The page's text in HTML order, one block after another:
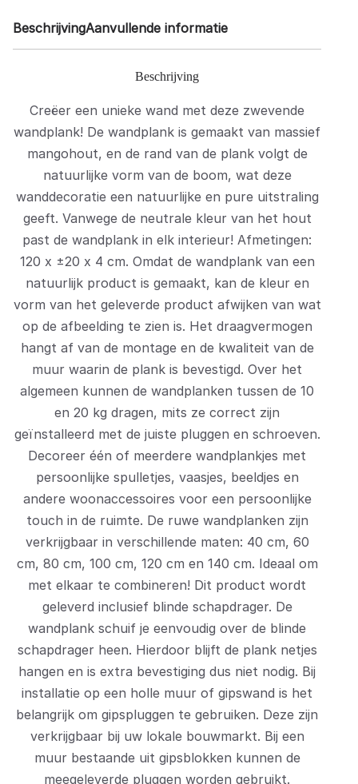
BeschrijvingAanvullende informatie
Beschrijving
Creëer een unieke wand met deze zwevende
wandplank! De wandplank is gemaakt van massief
mangohout, en de rand van de plank volgt de
natuurlijke vorm van de boom, wat deze
wanddecoratie een natuurlijke en pure uitstraling
geeft. Vanwege de neutrale kleur van het hout
past de wandplank in elk interieur! Afmetingen:
120 x ±20 x 4 cm. Omdat de wandplank van een
natuurlijk product is gemaakt, kan de kleur en
vorm van het geleverde product afwijken van wat
op de afbeelding te zien is. Het draagvermogen
hangt af van de montage en de kwaliteit van de
muur waarin de plank is bevestigd. Over het
algemeen kunnen de wandplanken tussen de 10
en 20 kg dragen, mits ze correct zijn
geïnstalleerd met de juiste pluggen en schroeven.
Decoreer één of meerdere wandplankjes met
persoonlijke spulletjes, vaasjes, beeldjes en
andere woonaccessoires voor een persoonlijke
touch in de ruimte. De ruwe wandplanken zijn
verkrijgbaar in verschillende maten: 40 cm, 60
cm, 80 cm, 100 cm, 120 cm en 140 cm. Ideaal om
met elkaar te combineren! Dit product wordt
geleverd inclusief blinde schapdrager. De
wandplank schuif je eenvoudig over de blinde
schapdrager heen. Hierdoor blijft de plank netjes
hangen en is extra bevestiging dus niet nodig. Bij
installatie op een holle muur of gipswand is het
belangrijk om gipspluggen te gebruiken. Deze zijn
verkrijgbaar bij uw lokale bouwmarkt. Bij een
muur bestaande uit gipsblokken kunnen de
meegeleverde pluggen worden gebruikt.